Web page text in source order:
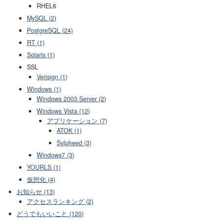
RHEL6
MySQL (2)
PostgreSQL (24)
RT (1)
Solaris (1)
SSL
Verisign (1)
Windows (1)
Windows 2003 Server (2)
Windows Vista (12)
アプリケーション (7)
ATOK (1)
Sylpheed (3)
Windows7 (3)
YOURLS (1)
仮想化 (4)
お知らせ (13)
アクセスランキング (2)
どうでもいいこと (120)